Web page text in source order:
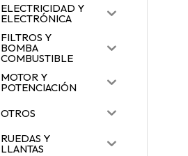
ELECTRICIDAD Y
ELECTRÓNICA
FILTROS Y
BOMBA
COMBUSTIBLE
MOTOR Y
POTENCIACIÓN
OTROS
RUEDAS Y
LLANTAS